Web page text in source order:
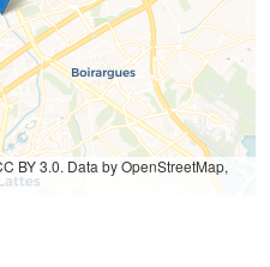
BY 3.0. Data by OpenStreetMap,